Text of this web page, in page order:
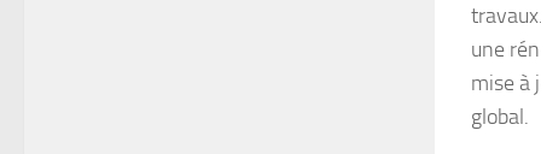
une
mise à
global.